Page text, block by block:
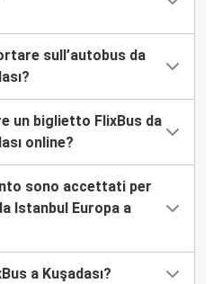
sull’autobus da
un biglietto FlixBus da
online?
sono accettati per
Istanbul Europa a
a Kuşadası?